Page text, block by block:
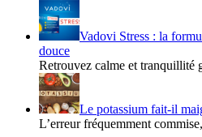
Vadovi Stress : la
douce
Retrouvez calme et
Le potassium fait-il
L’erreur fréquemment